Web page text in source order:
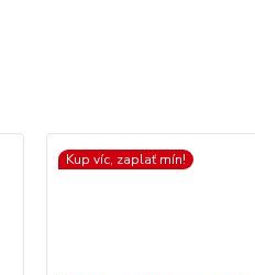
Kup víc, zaplať mín!